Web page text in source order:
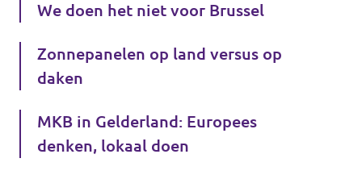
We doen het niet voor Brussel
Zonnepanelen op land versus op
daken
MKB in Gelderland: Europees
denken, lokaal doen